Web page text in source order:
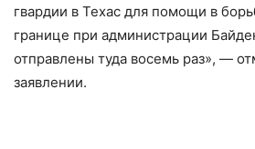
гвардии в Техас для помощи в
границе при администрации
отправлены туда восемь раз», —
заявлении.